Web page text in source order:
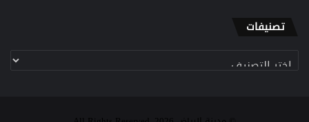
تصنيفات
تصنيفات